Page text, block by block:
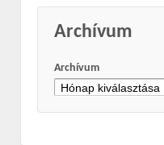
Archívum
Archívum